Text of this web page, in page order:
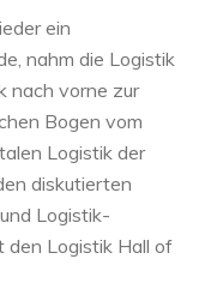
ein
nahm die Logistik
nach vorne zur
Bogen vom
Logistik der
diskutierten
Logistik-
den Logistik Hall of